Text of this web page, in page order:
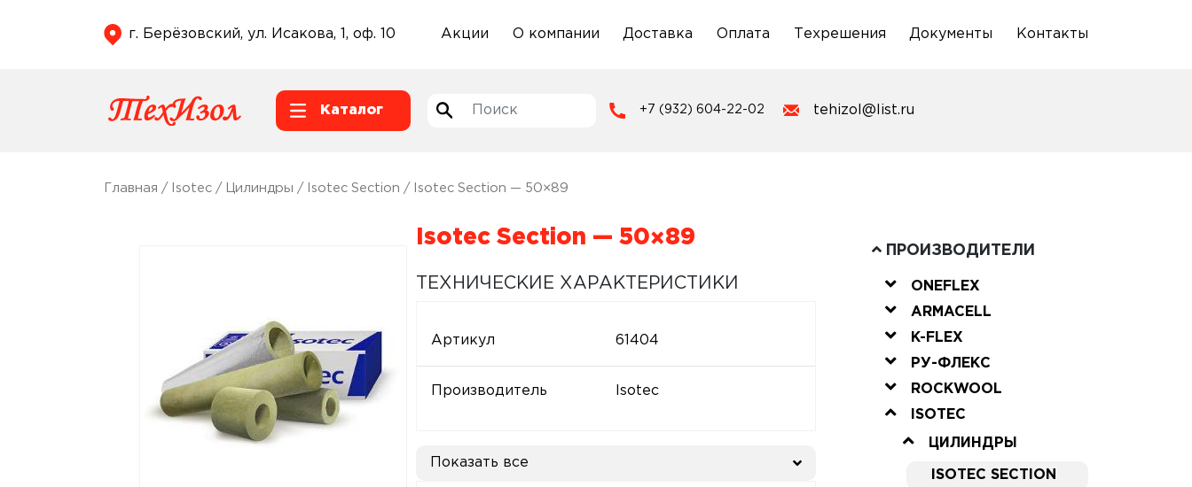
г. Берёзовский, ул. Исакова, 1, оф. 10 Акции О компании Доставка Оплата Техрешения Документы Контакты
Каталог +7 (932) 604-22-02 tehizol@list.ru
Главная / Isotec / Цилиндры / Isotec Section / Isotec Section — 50×89
Isotec Section — 50×89
ТЕХНИЧЕСКИЕ ХАРАКТЕРИСТИКИ
Артикул 61404
Производитель Isotec
Показать все
ПРОИЗВОДИТЕЛИ
ONEFLEX
ARMACELL
K-FLEX
РУ-ФЛЕКС
ROCKWOOL
ISOTEC
ЦИЛИНДРЫ
ISOTEC SECTION